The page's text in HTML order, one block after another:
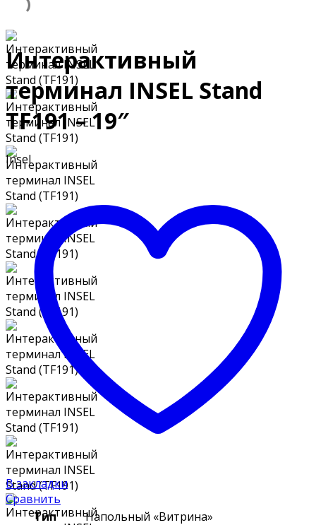
Интерактивный
терминал INSEL Stand
TF191 – 19″
Insel
В закладки
Сравнить
Тип
Напольный «Витрина»